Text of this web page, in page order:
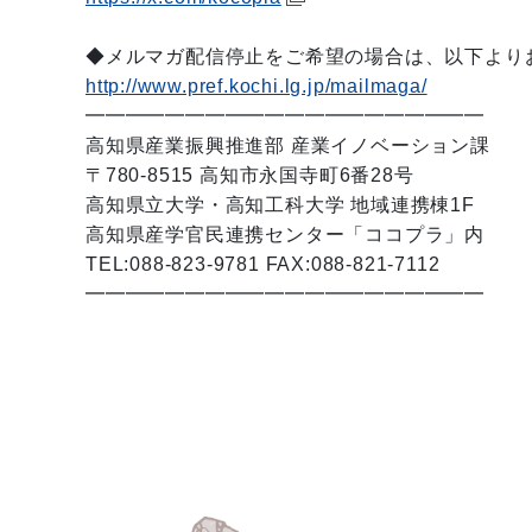
◆メルマガ配信停止をご希望の場合は、以下より
http://www.pref.kochi.lg.jp/mailmaga/
━━━━━━━━━━━━━━━━━━━━
高知県産業振興推進部 産業イノベーション課
〒780-8515 高知市永国寺町6番28号
高知県立大学・高知工科大学 地域連携棟1F
高知県産学官民連携センター「ココプラ」内
TEL:088-823-9781 FAX:088-821-7112
━━━━━━━━━━━━━━━━━━━━